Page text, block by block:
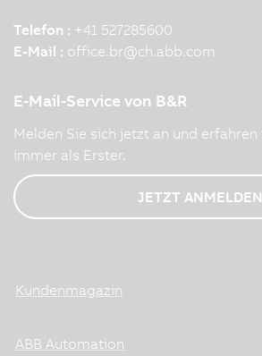
Telefon : +41 527285600
E-Mail : office.br@ch.abb.com
E-Mail-Service von B&R
Melden Sie sich jetzt an und
immer als Erster.
JETZT ANMELDEN
Kundenmagazin
ABB Automation